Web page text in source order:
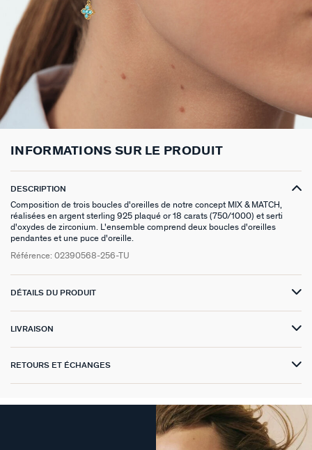
BOUCLES D'OREILLES À L'UNITÉ
BOUCLES D'OREILLES CLIPS
SET DE 3
BOUCLES D'OREILLES ARGENTÉES
CRÉOLES À COMPOSER
SAUTOIRS
PENDENTIFS
COLLIERS DORÉS
COLLIERS ARGENTÉS
MANCHETTES
BRACELETS À COMPOSER
MONTRES
CHAÎNES DE CHEVILLE
BAGUES ARGENTÉES
CHEVALIÈRES
ZODIAQUE
PAMPILLES CRÉOLES
BOUCLES D'OREILLES COMPATIBLES
BRACELETS COMPATIBLES
SET DE 3
PIERCINGS DORÉS
PIERCINGS ARGENTÉS
NOS LOOKS
FOULARDS
CEINTURES
PORTE CLÉS
ARGENT SIGNATURE
MADELEINE
TALISMANS
SACRE COEUR
VESTIAIRES
SAINT HONORÉ
VICTOIRE
GÉNÉRATION AGATHA
MY AGATHA CLUB
NOUS REJOINDRE
NOUS CONTACTER
FAQ
INFORMATIONS SUR LE PRODUIT
DESCRIPTION
Composition de trois boucles d'oreilles de notre concept MIX & MATCH,
réalisées en argent sterling 925 plaqué or 18 carats (750/1000) et serti
d'oxydes de zirconium. L'ensemble comprend deux boucles d'oreilles
pendantes et une puce d'oreille.
Référence: 02390568-256-TU
DÉTAILS DU PRODUIT
LIVRAISON
RETOURS ET ÉCHANGES